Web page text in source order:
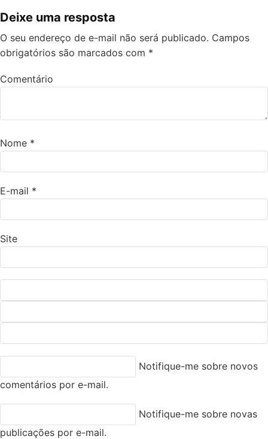
Deixe uma resposta
O seu endereço de e-mail não será publicado. Campos
obrigatórios são marcados com *
Comentário
Nome *
E-mail *
Site
Notifique-me sobre novos
comentários por e-mail.
Notifique-me sobre novas
publicações por e-mail.